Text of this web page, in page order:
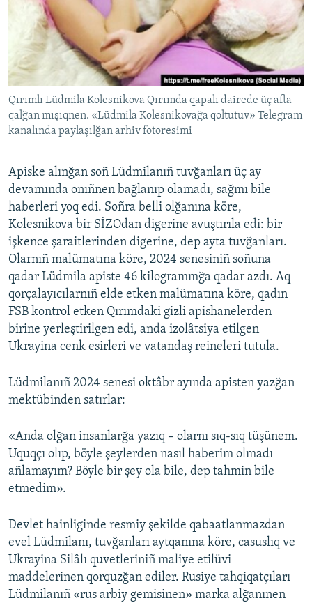
Qırımlı Lüdmila Kolesnikova Qırımda qapalı dairede üç afta
qalğan mışıqnen. «Lüdmila Kolesnikovağa qoltutuv» Telegram
kanalında paylaşılğan arhiv fotoresimi
Apiske alınğan soñ Lüdmilanıñ tuvğanları üç ay
devamında onıñnen bağlanıp olamadı, sağmı bile
haberleri yoq edi. Soñra belli olğanına köre,
Kolesnikova bir SİZOdan digerine avuştırıla edi: bir
işkence şaraitlerinden digerine, dep ayta tuvğanları.
Olarnıñ malümatına köre, 2024 senesiniñ soñuna
qadar Lüdmila apiste 46 kilogrammğa qadar azdı. Aq
qorçalayıcılarnıñ elde etken malümatına köre, qadın
FSB kontrol etken Qırımdaki gizli apishanelerden
birine yerleştirilgen edi, anda izolâtsiya etilgen
Ukrayina cenk esirleri ve vatandaş reineleri tutula.
Lüdmilanıñ 2024 senesi oktâbr ayında apisten yazğan
mektübinden satırlar:
«Anda olğan insanlarğa yazıq – olarnı sıq-sıq tüşünem.
Uquqçı olıp, böyle şeylerden nasıl haberim olmadı
añlamayım? Böyle bir şey ola bile, dep tahmin bile
etmedim».
Devlet hainliginde resmiy şekilde qabaatlanmazdan
evel Lüdmilanı, tuvğanları aytqanına köre, casuslıq ve
Ukrayina Silâlı quvetleriniñ maliye etilüvi
maddelerinen qorquzğan ediler. Rusiye tahqiqatçıları
Lüdmilanıñ «rus arbiy gemisinen» marka alğanınen